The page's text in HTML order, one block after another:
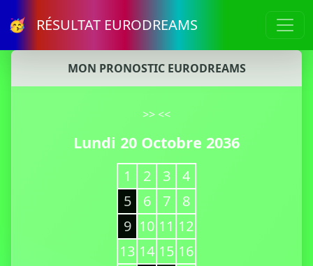
🥳 RÉSULTAT EURODREAMS
MON PRONOSTIC EURODREAMS
>> <<
Lundi 20 Octobre 2036
1 2 3
4
5
6 7
8
9 10 11 12
13 14 15 16